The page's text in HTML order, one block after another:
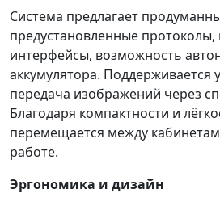
Система предлагает
предустановленные
интерфейсы, возможность
аккумулятора. Поддерживается
передача изображений через
Благодаря компактности и
перемещается между
работе.
Эргономика и дизайн